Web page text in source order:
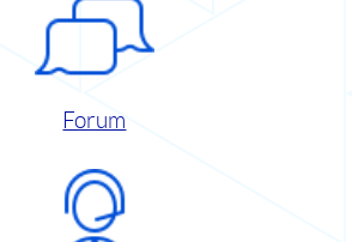
Forum